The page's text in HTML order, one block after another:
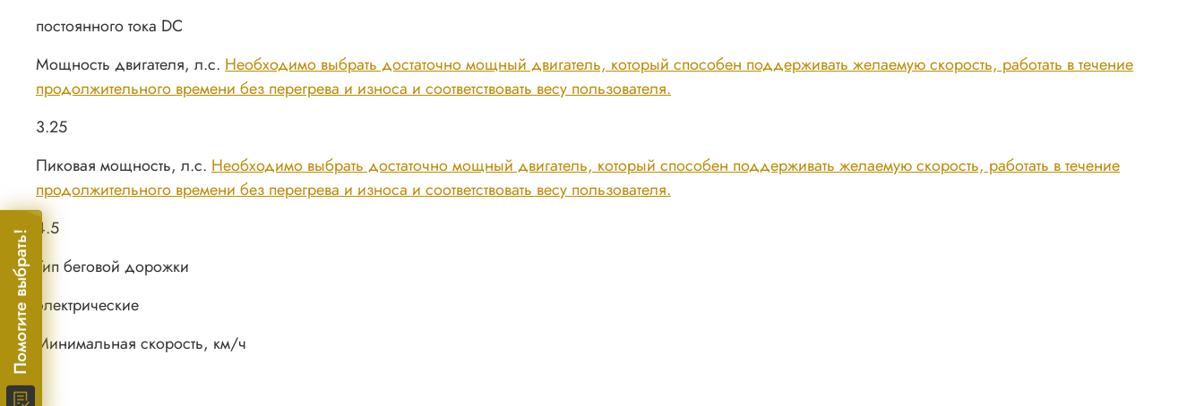
Помогите выбрать!
постоянного тока DC
Мощность двигателя, л.с. Необходимо выбрать достаточно мощный двигатель, который способен поддерживать желаемую скорость, работать в течение
продолжительного времени без перегрева и износа и соответствовать весу пользователя.
3.25
Пиковая мощность, л.с. Необходимо выбрать достаточно мощный двигатель, который способен поддерживать желаемую скорость, работать в течение
продолжительного времени без перегрева и износа и соответствовать весу пользователя.
4.5
Тип беговой дорожки
электрические
Минимальная скорость, км/ч